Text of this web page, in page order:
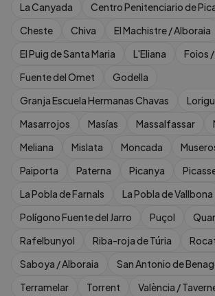
La Canyada
Centro Penitenciario de
Cheste
Chiva
El Machistre / Alboraia
El Puig de Santa Maria
L'Eliana
Foios
Fuente del Omet
Godella
Granja Escuela Hermanas Chavas
Masarrojos
Masías Massalfassar
Meliana
Mislata Moncada
Paiporta
Paterna Picanya
La Pobla de Farnals
La Pobla de Vallbona
Polígono Fuente del Jarro
Puçol
Rafelbunyol
Riba-roja de Túria
Saboya / Alboraia
San Antonio de
Terramelar
Torrent
València /